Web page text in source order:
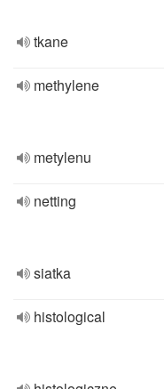
tkane
methylene
metylenu
netting
siatka
histological